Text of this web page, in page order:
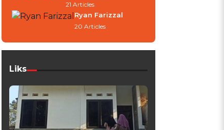
21 Articles
Ryan Farizzal
20 Articles
Liks